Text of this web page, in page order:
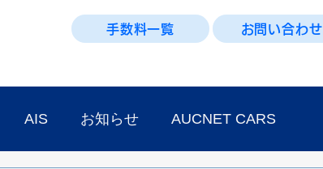
手数料一覧 お問い合わせ
AIS お知らせ AUCNET CARS